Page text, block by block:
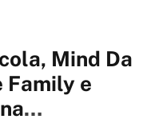
Mind Da
Family e